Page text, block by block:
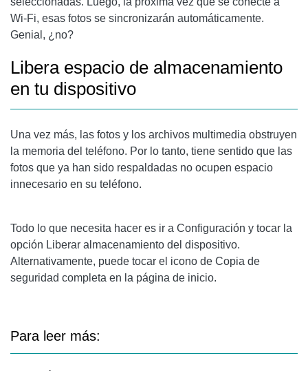
Wi-Fi, esas fotos se sincronizarán automáticamente.
Genial, ¿no?
Libera espacio de almacenamiento
en tu dispositivo
Una vez más, las fotos y los archivos multimedia obstruyen
la memoria del teléfono. Por lo tanto, tiene sentido que las
fotos que ya han sido respaldadas no ocupen espacio
innecesario en su teléfono.
Todo lo que necesita hacer es ir a Configuración y tocar la
opción Liberar almacenamiento del dispositivo.
Alternativamente, puede tocar el icono de Copia de
seguridad completa en la página de inicio.
Para leer más: